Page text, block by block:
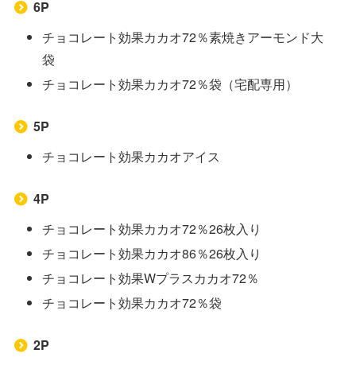
6P
チョコレート効果カカオ72％素焼きアーモンド大
袋
チョコレート効果カカオ72％袋（宅配専用）
5P
チョコレート効果カカオアイス
4P
チョコレート効果カカオ72％26枚入り
チョコレート効果カカオ86％26枚入り
チョコレート効果Wプラスカカオ72％
チョコレート効果カカオ72％袋
2P